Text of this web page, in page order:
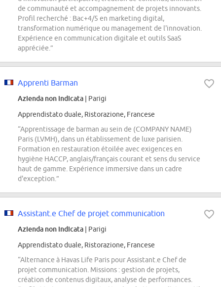
de communauté et accompagnement de projets innovants.
Profil recherché : Bac+4/5 en marketing digital,
transformation numérique ou management de l'innovation.
Expérience en communication digitale et outils SaaS
appréciée.”
Apprenti Barman
Azienda non indicata | Parigi
Apprendistato duale, Ristorazione, Francese
“Apprentissage de barman au sein de (COMPANY NAME)
Paris (LVMH), dans un établissement de luxe parisien.
Formation en restauration étoilée avec exigences en
hygiène HACCP, anglais/français courant et sens du service
haut de gamme. Expérience immersive dans un cadre
d'exception.”
Assistant.e Chef de projet communication
Azienda non indicata | Parigi
Apprendistato duale, Ristorazione, Francese
“Alternance à Havas Life Paris pour Assistant.e Chef de
projet communication. Missions : gestion de projets,
création de contenus digitaux, analyse de performances.